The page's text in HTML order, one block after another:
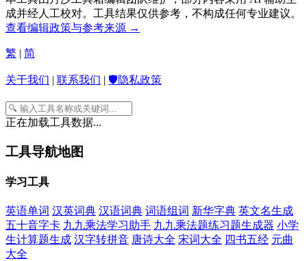
成并经人工校对。工具结果仅供参考，不构成任何专业建议。
查看编辑政策与参考来源 →
繁 | 简
关于我们 | 联系我们 | 🛡️隐私政策
正在加载工具数据...
工具导航地图
学习工具
英语单词 汉英词典 汉语词典 词语组词 新华字典 英文名生成
五十音字卡 九九乘法学习助手 九九乘法题练习题生成器 小学
生计算题生成 汉字转拼音 唐诗大全 宋词大全 四书五经 元曲
大全